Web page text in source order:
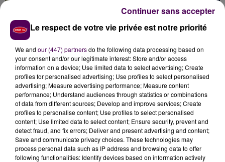
"ON NOUS A VOLÉ DES SOUVENIRS"
Au volant de cette mini-voiture, pièce unique, Romain
Vernerey et son frère expliquent avoir vécu"des
moments incroyables"en faisant allusion à la"Parade
des Pilotes"en prélude aux 24 Heures du Mans, ou
encore au"Little Big Mans"destiné aux enfants dans
Le respect de votre vie privée est notre priorité
We and our (447) partnersdo the following data processing based on
your consent and/or our legitimate interest: Store and/or access
information on a device; Use limited data to select advertising; Create
profiles for personalised advertising; Use profiles to select personalised
advertising; Measure advertising performance; Measure content
performance; Understand audiences through statistics or combinations
of data from different sources; Develop and improve services; Create
profiles to personalise content; Use profiles to select personalised
content; Use limited data to select content; Ensure security, prevent and
detect fraud, and fix errors; Deliver and present advertising and content;
Save and communicate privacy choices. These technologies may
process personal data such as IP address and browsing data to offer
following functionalities: Identify devices based on information actively
Continuer sans accepter